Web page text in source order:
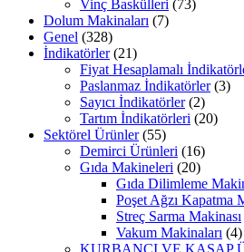
Vinç Baskülleri (73)
Dolum Makinaları (7)
Genel (328)
İndikatörler (21)
Fiyat Hesaplamalı
Paslanmaz İndikatörler (3)
Sayıcı İndikatörler (2)
Tartım İndikatörleri (20)
Sektörel Ürünler (55)
Demirci Ürünleri (16)
Gıda Makineleri (20)
Gıda Dilimleme
Poşet Ağzı Kapatma
Streç Sarma Makinası
Vakum Makinaları (4)